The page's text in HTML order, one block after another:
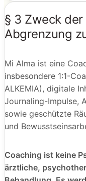
§ 3 Zweck
Abgrenzung
Mi Alma ist eine
insbesondere 1:1-
ALKEMIA), digitale
Journaling-Impulse,
sowie geschützte
und
Coaching ist keine
ärztliche,